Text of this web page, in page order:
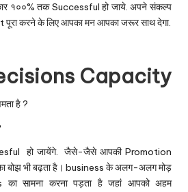
१००% तक Successful हो जाये. अपने संकल्प
करने के लिए आपका मन आपका जरूर साथ देगा.
Capacity
है ?
हो जायेंगे. जैसे-जैसे आपकी Promotion
बोझ भी बढ़ता है। business के अलग-अलग मोड़
सामना करना पड़ता है जहां आपको अहम